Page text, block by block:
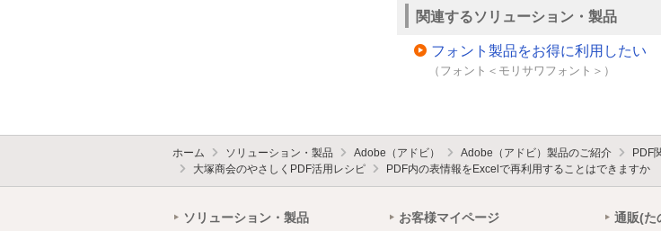
関連するソリューション・製品
フォント製品をお得に利用したい
（フォント＜モリサワフォント＞）
ホーム ソリューション・製品 Adobe（アドビ） Adobe（アドビ）製品のご紹介 PDF
大塚商会のやさしくPDF活用レシピ
PDF内の表情報をExcelで再利用することはできますか
ソリューション・製品 お客様マイページ 通販(た